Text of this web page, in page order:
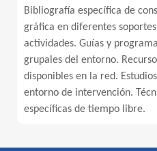
Bibliografía específica de
gráfica en diferentes
actividades. Guías y
grupales del entorno.
disponibles en la red.
entorno de intervención.
específicas de tiempo libre.